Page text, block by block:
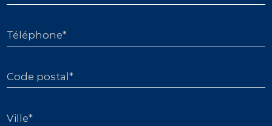
Téléphone*
Code postal*
Ville*